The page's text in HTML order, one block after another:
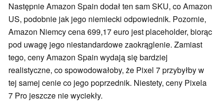
Następnie Amazon Spain dodał ten sam SKU, co Amazon
US, podobnie jak jego niemiecki odpowiednik. Pozornie,
Amazon Niemcy cena 699,17 euro jest placeholder, biorąc
pod uwagę jego niestandardowe zaokrąglenie. Zamiast
tego, ceny Amazon Spain wydają się bardziej
realistyczne, co spowodowałoby, że Pixel 7 przybyłby w
tej samej cenie co jego poprzednik. Niestety, ceny Pixela
7 Pro jeszcze nie wyciekły.